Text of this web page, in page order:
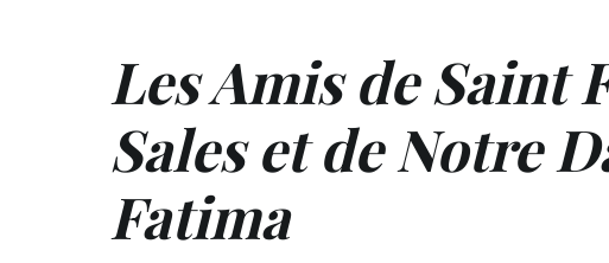
Les Amis de Saint
Sales et de Notre
Fatima